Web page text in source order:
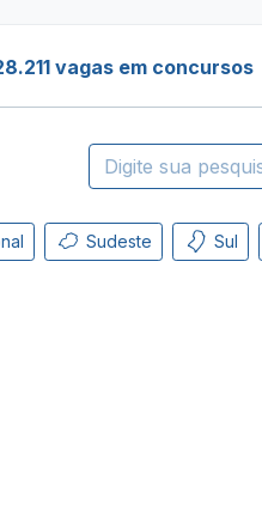
vagas em concursos
Sudeste Sul